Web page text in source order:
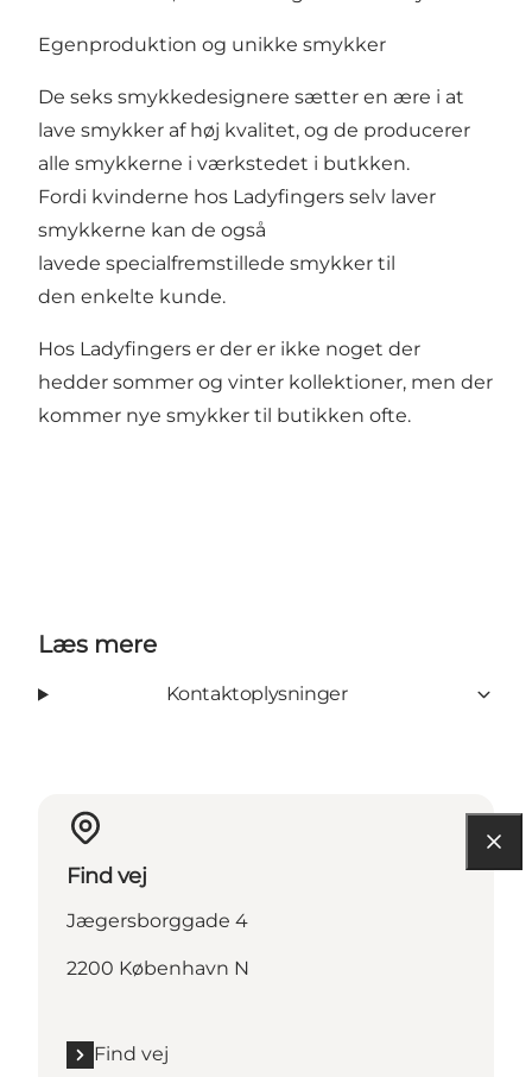
Egenproduktion og unikke smykker
De seks smykkedesignere sætter en ære i at
lave smykker af høj kvalitet, og de producerer
alle smykkerne i værkstedet i butkken.
Fordi kvinderne hos Ladyfingers selv laver
smykkerne kan de også
lavede specialfremstillede smykker til
den enkelte kunde.
Hos Ladyfingers er der er ikke noget der
hedder sommer og vinter kollektioner, men der
kommer nye smykker til butikken ofte.
Læs mere
Kontaktoplysninger
Find vej
Jægersborggade 4
2200 København N
Find vej